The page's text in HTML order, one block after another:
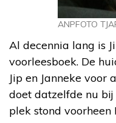
ANPFOTO
Al decennia lang is
voorleesboek. De
Jip en Janneke voor
doet datzelfde nu
plek stond